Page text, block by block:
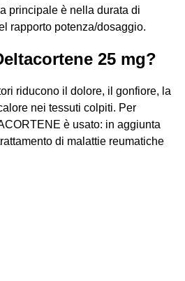
principale è nella durata di
rapporto potenza/dosaggio.
25 mg?
riducono il dolore, il gonfiore, la
nei tessuti colpiti. Per
è usato: in aggiunta
di malattie reumatiche